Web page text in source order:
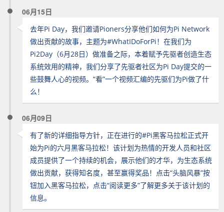
06月15日
去年Pi Day，我们邀请Pioners分享他们如何为Pi Network
做出贡献的故事，主题为#WhatIDoForPi！在我们为
Pi2Day（6月28日）做准备之际，本着赋予先驱者创造生态
系统效用的精神，我们分享了先驱者社区为Pi Day提交的一
些鼓舞人心的视频。“看”一个视频汇编的先驱们为Pi做了什
么！
06月09日
有了新的详细指导方针，正在进行的#Pi黑客马拉松正式开
始为Pi的六月黑客马拉松！该计划为热情的开发人员和社区
成员提供了一个持续的机会，展示他们的才华，为生态系统
做出贡献，获得知名度，甚至赢得奖品！点击“头脑风暴”按
钮加入黑客马拉松，点击“阅读更多”了解更多关于该计划的
信息。